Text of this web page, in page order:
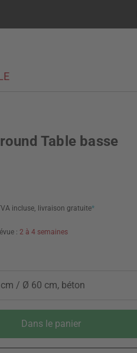
Table basse
incluse, livraison gratuite*
: 2 à 4 semaines
cm / Ø 60 cm, béton
Dans le panier